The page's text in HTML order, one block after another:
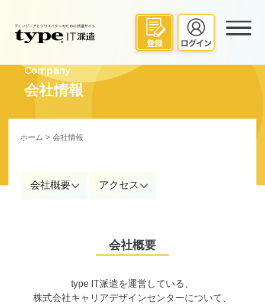
Company
会社情報
ホーム > 会社情報
会社概要 アクセス
会社概要
type IT派遣を運営している、
株式会社キャリアデザインセンターについて、